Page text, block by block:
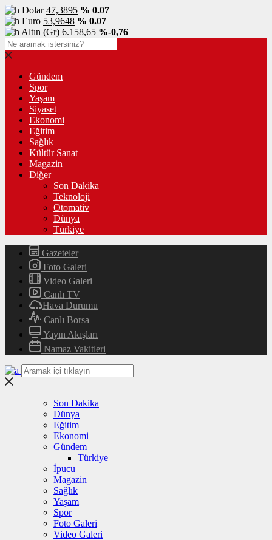
Dolar47,3895 % 0.07
Euro 53,9648 % 0.07
Altın (Gr) 6.158,65 %-0,76
Gündem
Spor
Yaşam
Siyaset
Ekonomi
Eğitim
Sağlık
Kültür Sanat
Magazin
Diğer
Son Dakika
Teknoloji
Otomativ
Dünya
Türkiye
Gazeteler
Foto Galeri
Video Galeri
Canlı TV
Hava Durumu
Canlı Borsa
Yayın Akışları
Namaz Vakitleri
Son Dakika
Dünya
Eğitim
Ekonomi
Gündem
Türkiye
İpucu
Magazin
Sağlık
Yaşam
Spor
Foto Galeri
Video Galeri